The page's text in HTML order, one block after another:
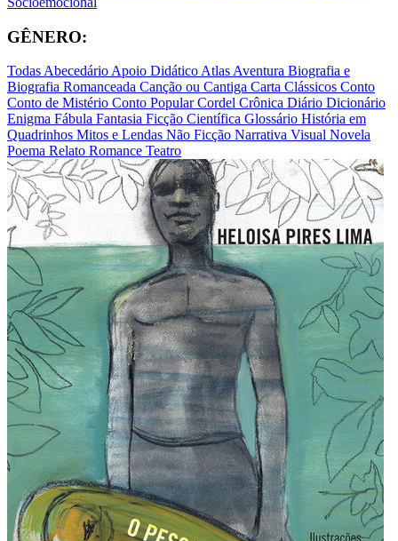
GÊNERO:
TodasAbecedárioApoio DidáticoAtlasAventura Biografia e
Biografia Romanceada Canção ou Cantiga Carta Clássicos Conto
Conto de Mistério Conto PopularCordel Crônica Diário Dicionário
Enigma Fábula Fantasia Ficção Científica Glossário História em
Quadrinhos Mitos e Lendas Não Ficção Narrativa Visual Novela
Poema Relato Romance Teatro